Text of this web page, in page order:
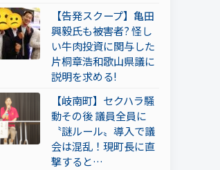
【告発スクープ】亀田
興毅氏も被害者? 怪し
い牛肉投資に関与した
片桐章浩和歌山県議に
説明を求める!
【岐南町】セクハラ騒
動その後 議員全員に
〝謎ルール〟導入で議
会は混乱！現町長に直
撃すると…